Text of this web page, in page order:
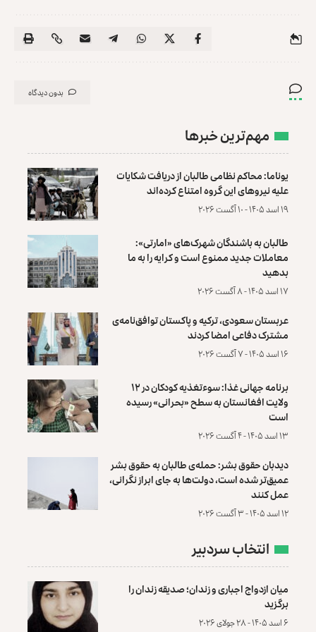
بدون دیدگاه
مهم‌ترین خبرها
یوناما: محاکم نظامی طالبان از دریافت شکایات
علیه نیروهای این گروه امتناع کرده‌اند
۱۹ اسد ۱۴۰۵ - ۱۰ آگست ۲۰۲۶
طالبان به باشندگان شهرک‌های «امارتی»:
معاملات جدید ممنوع است و کرایه را به ما
بدهید
۱۷ اسد ۱۴۰۵ - ۸ آگست ۲۰۲۶
عربستان سعودی، ترکیه و پاکستان توافق‌نامه‌ی
مشترک دفاعی امضا کردند
۱۶ اسد ۱۴۰۵ - ۷ آگست ۲۰۲۶
برنامه جهانی غذا: سوءتغذیه کودکان در ۱۲
ولایت افغانستان به سطح «بحرانی» رسیده
است
۱۳ اسد ۱۴۰۵ - ۴ آگست ۲۰۲۶
دیدبان حقوق بشر: حمله‌ی طالبان به حقوق بشر
عمیق‌تر شده است، دولت‌ها به جای ابراز نگرانی،
عمل کنند
۱۲ اسد ۱۴۰۵ - ۳ آگست ۲۰۲۶
انتخاب سردبیر
میان ازدواج اجباری و زندان؛ صدیقه زندان را
برگزید
۶ اسد ۱۴۰۵ - ۲۸ جولای ۲۰۲۶